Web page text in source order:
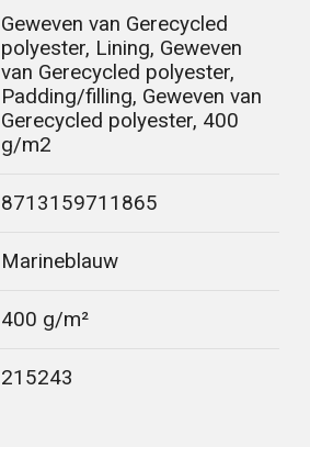
Geweven van Gerecycled
polyester, Lining, Geweven
van Gerecycled polyester,
Padding/filling, Geweven van
Gerecycled polyester, 400
g/m2
8713159711865
Marineblauw
400 g/m²
215243